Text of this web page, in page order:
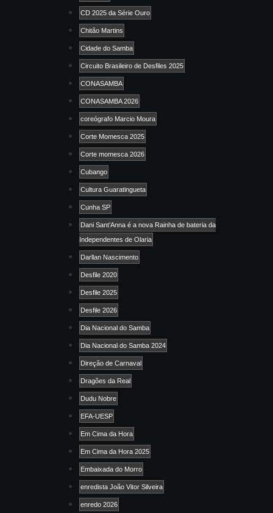
CD 2025 da Série Ouro
Chitão Martins
Cidade do Samba
Circuito Brasileiro de Desfiles 2025
CONASAMBA
CONASAMBA 2026
coreógrafo Marcio Moura
Corte Momesca 2025
Corte momesca 2026
Cubango
Cultura Guaratingueta
Cunha SP
Dani Sant’Anna é a nova Rainha de bateria da
Independentes de Olaria
Darllan Nascimento
Desfile 2020
Desfile 2025
Desfile 2026
Dia Nacional do Samba
Dia Nacional do Samba 2024
Direção de Carnaval
Dragões da Real
Dudu Nobre
EFA-UESP
Em Cima da Hora
Em Cima da Hora 2025
Embaixada do Morro
enredista João Vitor Silveira
enredo 2026